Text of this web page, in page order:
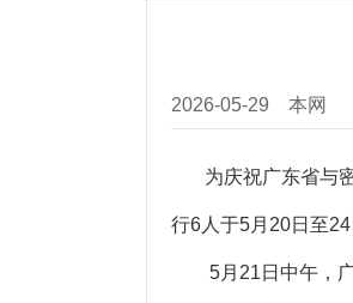
2026-05-29 本网
为庆祝广东省与密
行6人于5月20日至
5月21日中午，广